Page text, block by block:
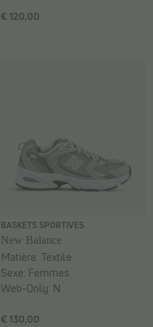
€ 120,00
BASKETS SPORTIVES
New Balance
€ 130,00
Matière: Textile
Sexe: Femmes
Web-Only: N